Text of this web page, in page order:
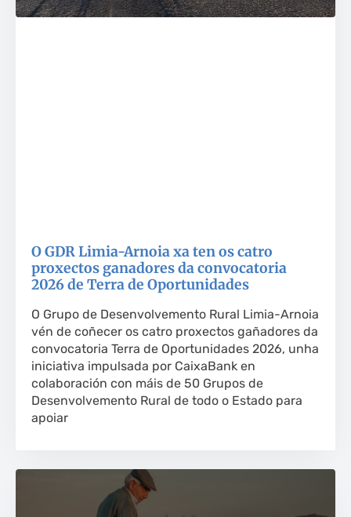
O GDR Limia-Arnoia xa ten os catro
proxectos ganadores da convocatoria
2026 de Terra de Oportunidades
O Grupo de Desenvolvemento Rural Limia-Arnoia
vén de coñecer os catro proxectos gañadores da
convocatoria Terra de Oportunidades 2026, unha
iniciativa impulsada por CaixaBank en
colaboración con máis de 50 Grupos de
Desenvolvemento Rural de todo o Estado para
apoiar